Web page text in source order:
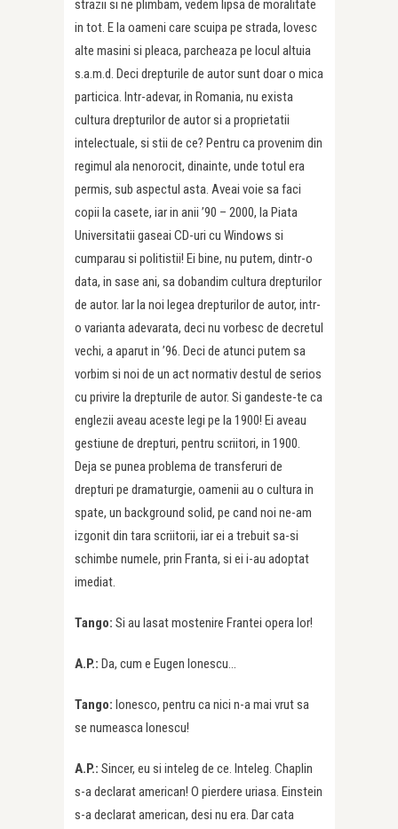
strazii si ne plimbam, vedem lipsa de moralitate
in tot. E la oameni care scuipa pe strada, lovesc
alte masini si pleaca, parcheaza pe locul altuia
s.a.m.d. Deci drepturile de autor sunt doar o mica
particica. Intr-adevar, in Romania, nu exista
cultura drepturilor de autor si a proprietatii
intelectuale, si stii de ce? Pentru ca provenim din
regimul ala nenorocit, dinainte, unde totul era
permis, sub aspectul asta. Aveai voie sa faci
copii la casete, iar in anii ’90 – 2000, la Piata
Universitatii gaseai CD-uri cu Windows si
cumparau si politistii! Ei bine, nu putem, dintr-o
data, in sase ani, sa dobandim cultura drepturilor
de autor. Iar la noi legea drepturilor de autor, intr-
o varianta adevarata, deci nu vorbesc de decretul
vechi, a aparut in ’96. Deci de atunci putem sa
vorbim si noi de un act normativ destul de serios
cu privire la drepturile de autor. Si gandeste-te ca
englezii aveau aceste legi pe la 1900! Ei aveau
gestiune de drepturi, pentru scriitori, in 1900.
Deja se punea problema de transferuri de
drepturi pe dramaturgie, oamenii au o cultura in
spate, un background solid, pe cand noi ne-am
izgonit din tara scriitorii, iar ei a trebuit sa-si
schimbe numele, prin Franta, si ei i-au adoptat
imediat.
Tango: Si au lasat mostenire Frantei opera lor!
A.P.: Da, cum e Eugen Ionescu…
Tango: Ionesco, pentru ca nici n-a mai vrut sa
se numeasca Ionescu!
A.P.: Sincer, eu si inteleg de ce. Inteleg. Chaplin
s-a declarat american! O pierdere uriasa. Einstein
s-a declarat american, desi nu era. Dar cata